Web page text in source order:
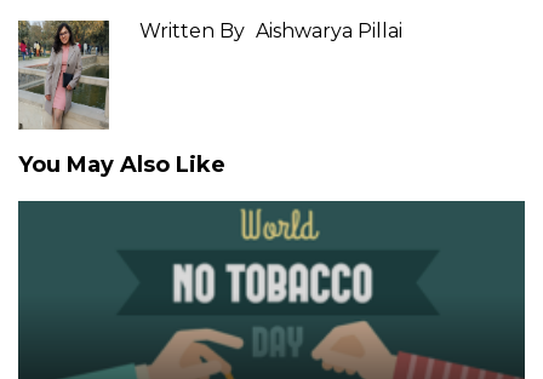
Written By Aishwarya Pillai
You May Also Like